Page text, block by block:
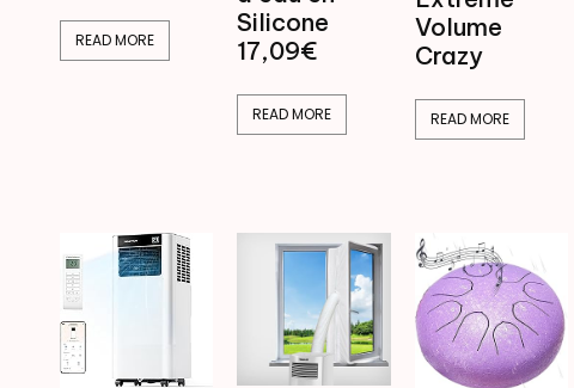
READ MORE
Silicone
17,09€
READ MORE
Volume
Crazy
READ MORE